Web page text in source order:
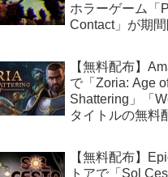
ホラーゲーム「
Contact」が期
【無料配布】
で「Zoria: Age
Shattering」「
タイトルの無料
定）
【無料配布】
トアで「Sol